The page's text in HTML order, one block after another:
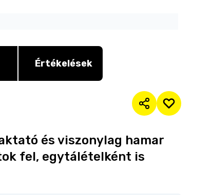
Értékelések
és viszonylag hamar
fel, egytálételként is